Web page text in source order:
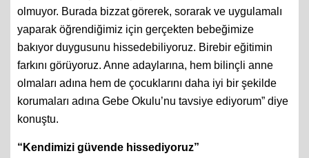
olmuyor. Burada bizzat görerek, sorarak ve uygulamalı
yaparak öğrendiğimiz için gerçekten bebeğimize
bakıyor duygusunu hissedebiliyoruz. Birebir eğitimin
farkını görüyoruz. Anne adaylarına, hem bilinçli anne
olmaları adına hem de çocuklarını daha iyi bir şekilde
korumaları adına Gebe Okulu’nu tavsiye ediyorum” diye
konuştu.
“Kendimizi güvende hissediyoruz”